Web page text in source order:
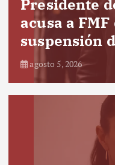
Presidente
acusa a
suspensión
agosto 5, 2026